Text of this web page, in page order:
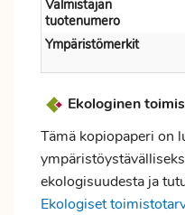
Valmistajan
tuotenumero
Ympäristömerkit
Ekologinen
Tämä kopiopaperi on
ekologisuudesta ja
Ekologiset